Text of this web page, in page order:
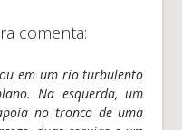
comenta:
em um rio turbulento
Na esquerda, um
no tronco de uma